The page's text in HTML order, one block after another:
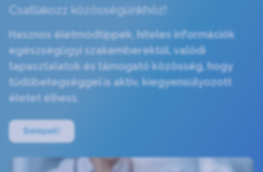
Csatlakozz közösségünkhöz!
Hasznos életmódtippek, hiteles információk
egészségügyi szakemberektől, valódi
tapasztalatok és támogató közösség, hogy
tüdőbetegséggel is aktív, kiegyensúlyozott
életet élhess.
Belépek!